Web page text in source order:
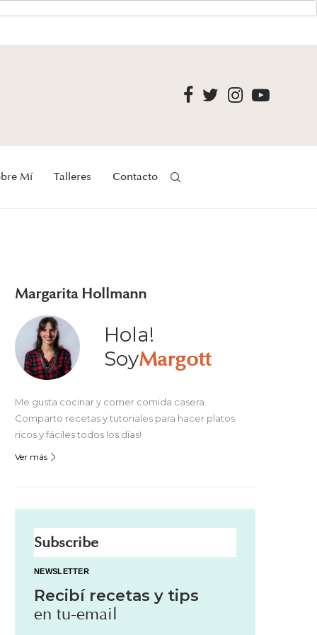
Mí Talleres Contacto
Margarita Hollmann
Hola!
SoyMargott
Me gusta cocinar y comer comida casera.
Comparto recetas y tutoriales para hacer platos
ricos y fáciles todos los días!
Ver más
Subscribe
NEWSLETTER
Recibí recetas y tips
en tu-email